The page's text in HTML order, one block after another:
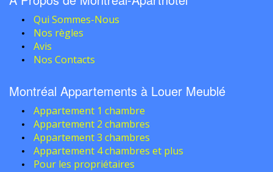
Qui Sommes-Nous
Nos règles
Avis
Nos Contacts
Montréal Appartements à Louer Meublé
Appartement 1 chambre
Appartement 2 chambres
Appartement 3 chambres
Appartement 4 chambres et plus
Pour les propriétaires